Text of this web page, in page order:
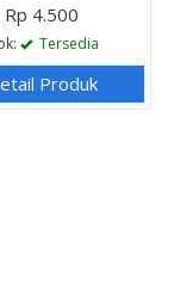
Rp 4.500
Tersedia
Produk